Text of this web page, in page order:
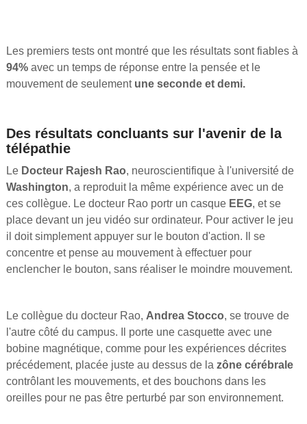
Les premiers tests ont montré que les résultats sont fiables à
94%avec un temps de réponse entre la pensée et le
mouvement de seulement une seconde et demi.
Des résultats concluants sur l'avenir de la
télépathie
Le Docteur Rajesh Rao, neuroscientifique à l'université de
Washington, a reproduit la même expérience avec un de
ces collègue. Le docteur Rao portr un casque EEG, et se
place devant un jeu vidéo sur ordinateur. Pour activer le jeu
il doit simplement appuyer sur le bouton d'action. Il se
concentre et pense au mouvement à effectuer pour
enclencher le bouton, sans réaliser le moindre mouvement.
Le collègue du docteur Rao, Andrea Stocco, se trouve de
l'autre côté du campus. Il porte une casquette avec une
bobine magnétique, comme pour les expériences décrites
précédement, placée juste au dessus de la zône cérébrale
contrôlant les mouvements, et des bouchons dans les
oreilles pour ne pas être perturbé par son environnement.